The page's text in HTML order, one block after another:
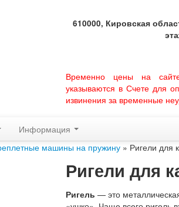
610000, Кировская
Временно цены на
указываются в Счете для
извинения за временные
Информация
машины на пружину » Ригели для
Ригели для
Ригель — это